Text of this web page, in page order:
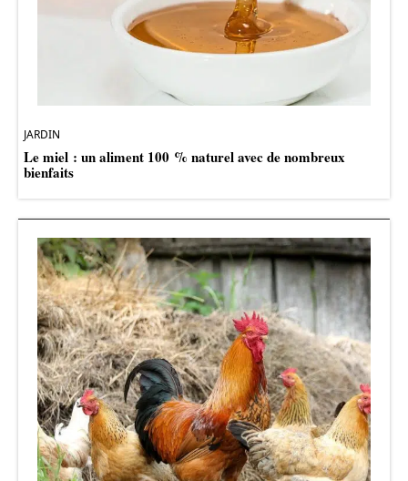
JARDIN
Le miel : un aliment 100 % naturel avec de nombreux
bienfaits